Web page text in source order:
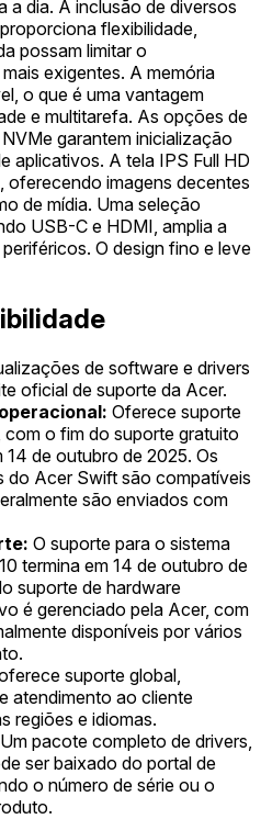
a dia. A inclusão de diversos
flexibilidade,
possam limitar o
exigentes. A memória
o que é uma vantagem
e multitarefa. As opções de
garantem inicialização
aplicativos. A tela IPS Full HD
oferecendo imagens decentes
de mídia. Uma seleção
USB-C e HDMI, amplia a
O design fino e leve
de software e drivers
oficial de suporte da Acer.
Oferece suporte
o fim do suporte gratuito
de outubro de 2025. Os
do Acer Swift são compatíveis
são enviados com
O suporte para o sistema
termina em 14 de outubro de
suporte de hardware
é gerenciado pela Acer, com
disponíveis por vários
suporte global,
atendimento ao cliente
regiões e idiomas.
Um pacote completo de drivers,
ser baixado do portal de
o número de série ou o